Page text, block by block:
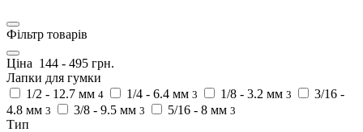
Фільтр товарів
Ціна 144 - 495 грн.
Лапки для гумки
1/2 - 12.7 мм 4 1/4 - 6.4 мм 3 1/8 - 3.2 мм 3
3/16 -
4.8 мм 3 3/8 - 9.5 мм 3 5/16 - 8 мм 3
Тип